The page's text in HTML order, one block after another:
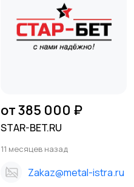
от 385 000 ₽
STAR-BET.RU
11 месяцев назад
Zakaz@metal-istra.ru